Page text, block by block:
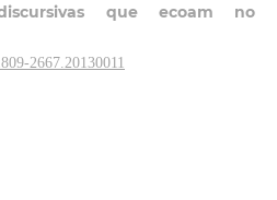
que ecoam no
2667.20130011